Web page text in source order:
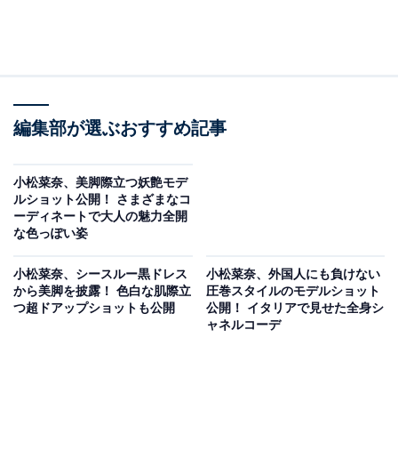
編集部が選ぶおすすめ記事
小松菜奈、美脚際立つ妖艶モデ
ルショット公開！ さまざまなコ
ーディネートで大人の魅力全開
な色っぽい姿
小松菜奈、シースルー黒ドレス
から美脚を披露！ 色白な肌際立
つ超ドアップショットも公開
小松菜奈、外国人にも負けない
圧巻スタイルのモデルショット
公開！ イタリアで見せた全身シ
ャネルコーデ